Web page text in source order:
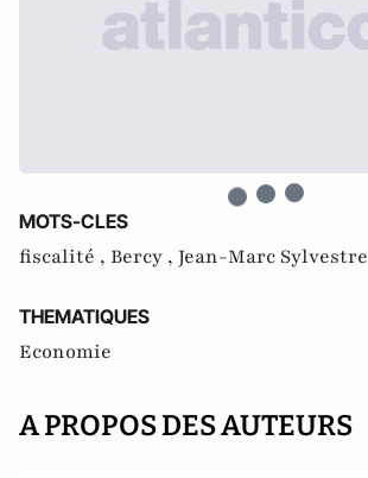
MOTS-CLES
fiscalité , Bercy , Jean-Marc Sylvestre
THEMATIQUES
Economie
A PROPOS DES AUTEURS